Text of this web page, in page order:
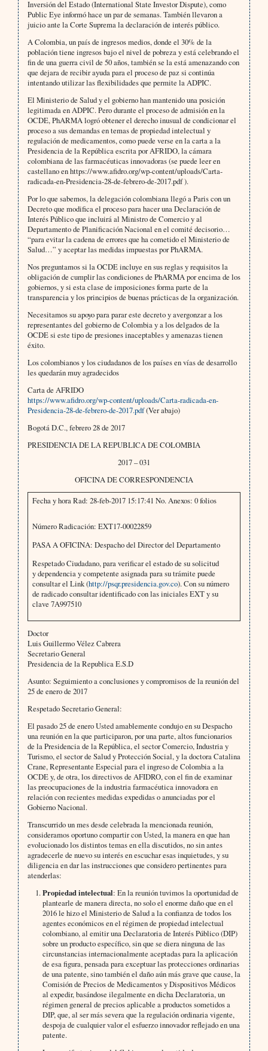
Inversión del Estado (International State Investor Dispute), como
Public Eye informó hace un par de semanas. También llevaron a
juicio ante la Corte Suprema la declaración de interés público.
A Colombia, un país de ingresos medios, donde el 30% de la
población tiene ingresos bajo el nivel de pobreza y está celebrando el
fin de una guerra civil de 50 años, también se la está amenazando con
que dejara de recibir ayuda para el proceso de paz si continúa
intentando utilizar las flexibilidades que permite la ADPIC.
El Ministerio de Salud y el gobierno han mantenido una posición
legitimada en ADPIC. Pero durante el proceso de admisión en la
OCDE, PhARMA logró obtener el derecho inusual de condicionar el
proceso a sus demandas en temas de propiedad intelectual y
regulación de medicamentos, como puede verse en la carta a la
Presidencia de la República escrita por AFRIDO, la cámara
colombiana de las farmacéuticas innovadoras (se puede leer en
castellano en https://www.afidro.org/wp-content/uploads/Carta-
radicada-en-Presidencia-28-de-febrero-de-2017.pdf ).
Por lo que sabemos, la delegación colombiana llegó a Paris con un
Decreto que modifica el proceso para hacer una Declaración de
Interés Público que incluirá al Ministro de Comercio y al
Departamento de Planificación Nacional en el comité decisorio…
“para evitar la cadena de errores que ha cometido el Ministerio de
Salud…” y aceptar las medidas impuestas por PhARMA.
Nos preguntamos si la OCDE incluye en sus reglas y requisitos la
obligación de cumplir las condiciones de PhARMA por encima de los
gobiernos, y si esta clase de imposiciones forma parte de la
transparencia y los principios de buenas prácticas de la organización.
Necesitamos su apoyo para parar este decreto y avergonzar a los
representantes del gobierno de Colombia y a los delgados de la
OCDE si este tipo de presiones inaceptables y amenazas tienen
éxito.
Los colombianos y los ciudadanos de los países en vías de desarrollo
les quedarán muy agradecidos
Carta de AFRIDO
https://www.afidro.org/wp-content/uploads/Carta-radicada-en-
Presidencia-28-de-febrero-de-2017.pdf(Ver abajo)
Bogotá D.C., febrero 28 de 2017
PRESIDENCIA DE LA REPUBLICA DE COLOMBIA
2017 – 031
OFICINA DE CORRESPONDENCIA
Fecha y hora Rad: 28-feb-2017 15:17:41 No. Anexos: 0 folios
Número Radicación: EXT17-00022859
PASA A OFICINA: Despacho del Director del Departamento
Respetado Ciudadano, para verificar el estado de su solicitud
y dependencia y competente asignada para su trámite puede
consultar el Link (http://psqr.presidencia.gov.co). Con su número
de radicado consultar identificado con las iniciales EXT y su
clave 7A997510
Doctor
Luis Guillermo Vélez Cabrera
Secretario General
Presidencia de la Republica E.S.D
Asunto: Seguimiento a conclusiones y compromisos de la reunión del
25 de enero de 2017
Respetado Secretario General:
El pasado 25 de enero Usted amablemente condujo en su Despacho
una reunión en la que participaron, por una parte, altos funcionarios
de la Presidencia de la República, el sector Comercio, Industria y
Turismo, el sector de Salud y Protección Social, y la doctora Catalina
Crane, Representante Especial para el ingreso de Colombia a la
OCDE y, de otra, los directivos de AFIDRO, con el fin de examinar
las preocupaciones de la industria farmacéutica innovadora en
relación con recientes medidas expedidas o anunciadas por el
Gobierno Nacional.
Transcurrido un mes desde celebrada la mencionada reunión,
consideramos oportuno compartir con Usted, la manera en que han
evolucionado los distintos temas en ella discutidos, no sin antes
agradecerle de nuevo su interés en escuchar esas inquietudes, y su
diligencia en dar las instrucciones que considero pertinentes para
atenderlas:
Propiedad intelectual: En la reunión tuvimos la oportunidad de
plantearle de manera directa, no solo el enorme daño que en el
2016 le hizo el Ministerio de Salud a la confianza de todos los
agentes económicos en el régimen de propiedad intelectual
colombiano, al emitir una Declaratoria de Interés Público (DIP)
sobre un producto específico, sin que se diera ninguna de las
circunstancias internacionalmente aceptadas para la aplicación
de esa figura, pensada para exceptuar las protecciones ordinarias
de una patente, sino también el daño aún más grave que cause, la
Comisión de Precios de Medicamentos y Dispositivos Médicos
al expedir, basándose ilegalmente en dicha Declaratoria, un
régimen general de precios aplicable a productos sometidos a
DIP, que, al ser más severa que la regulación ordinaria vigente,
despoja de cualquier valor el esfuerzo innovador reflejado en una
patente.